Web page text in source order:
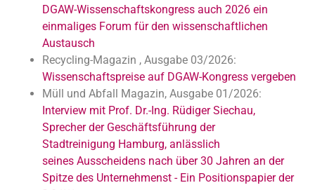
DGAW-Wissenschaftskongress auch 2026 ein
einmaliges Forum für den wissenschaftlichen
Austausch
Recycling-Magazin , Ausgabe 03/2026:
Wissenschaftspreise auf DGAW-Kongress vergeben
Müll und Abfall Magazin, Ausgabe 01/2026:
Interview mit Prof. Dr.-Ing. Rüdiger Siechau,
Sprecher der Geschäftsführung der
Stadtreinigung Hamburg, anlässlich
seines Ausscheidens nach über 30 Jahren an der
Spitze des Unternehmenst - Ein Positionspapier der